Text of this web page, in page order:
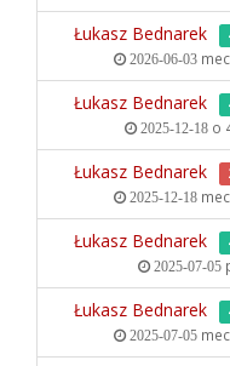
Łukasz Bednarek
2026-06-03
Łukasz Bednarek
2025-12-18 o
Łukasz Bednarek
2025-12-18
Łukasz Bednarek
2025-07-05
Łukasz Bednarek
2025-07-05